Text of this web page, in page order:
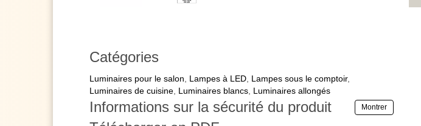
Catégories
Luminaires pour le salon, Lampes à LED, Lampes sous le comptoir,
Luminaires de cuisine, Luminaires blancs, Luminaires allongés
Informations sur la sécurité du produit Montrer